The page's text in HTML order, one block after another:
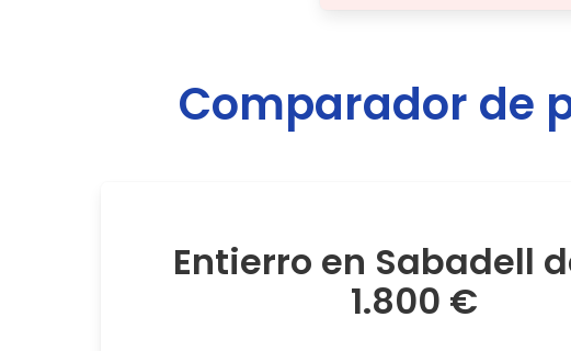
Comparador de
Entierro en Sabadell
1.800 €